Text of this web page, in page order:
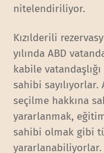
nitelendiriliyor.
Kızılderili
yılında ABD
kabile
sahibi
seçilme hakkına
yararlanmak,
sahibi olmak gibi